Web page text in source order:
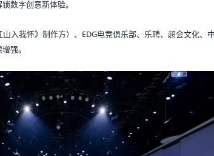
数字创意新体验。
入我怀》制作方）、EDG电竞俱乐部、乐聘、超会文化、
强。